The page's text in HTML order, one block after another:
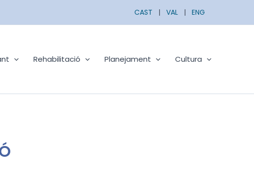
CAST | VAL | ENG
Rehabilitació Planejament Cultura